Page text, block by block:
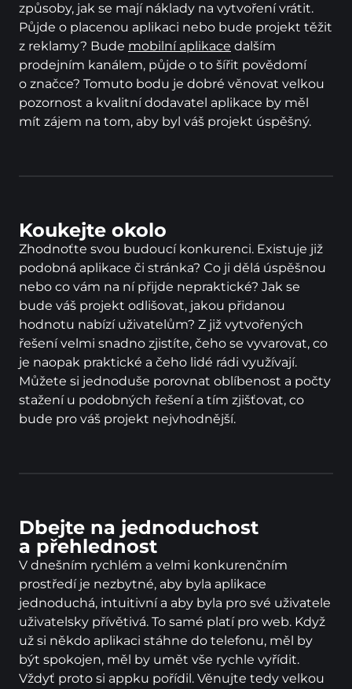
způsoby, jak se mají náklady na vytvoření vrátit.
Půjde o placenou aplikaci nebo bude projekt těžit
z reklamy? Bude mobilní aplikace dalším
prodejním kanálem, půjde o to šířit povědomí
o značce? Tomuto bodu je dobré věnovat velkou
pozornost a kvalitní dodavatel aplikace by měl
mít zájem na tom, aby byl váš projekt úspěšný.
Koukejte okolo
Zhodnoťte svou budoucí konkurenci. Existuje již
podobná aplikace či stránka? Co ji dělá úspěšnou
nebo co vám na ní přijde nepraktické? Jak se
bude váš projekt odlišovat, jakou přidanou
hodnotu nabízí uživatelům? Z již vytvořených
řešení velmi snadno zjistíte, čeho se vyvarovat, co
je naopak praktické a čeho lidé rádi využívají.
Můžete si jednoduše porovnat oblíbenost a počty
stažení u podobných řešení a tím zjišťovat, co
bude pro váš projekt nejvhodnější.
Dbejte na jednoduchost
a přehlednost
V dnešním rychlém a velmi konkurenčním
prostředí je nezbytné, aby byla aplikace
jednoduchá, intuitivní a aby byla pro své uživatele
uživatelsky přívětivá. To samé platí pro web. Když
už si někdo aplikaci stáhne do telefonu, měl by
být spokojen, měl by umět vše rychle vyřídit.
Vždyť proto si appku pořídil. Věnujte tedy velkou